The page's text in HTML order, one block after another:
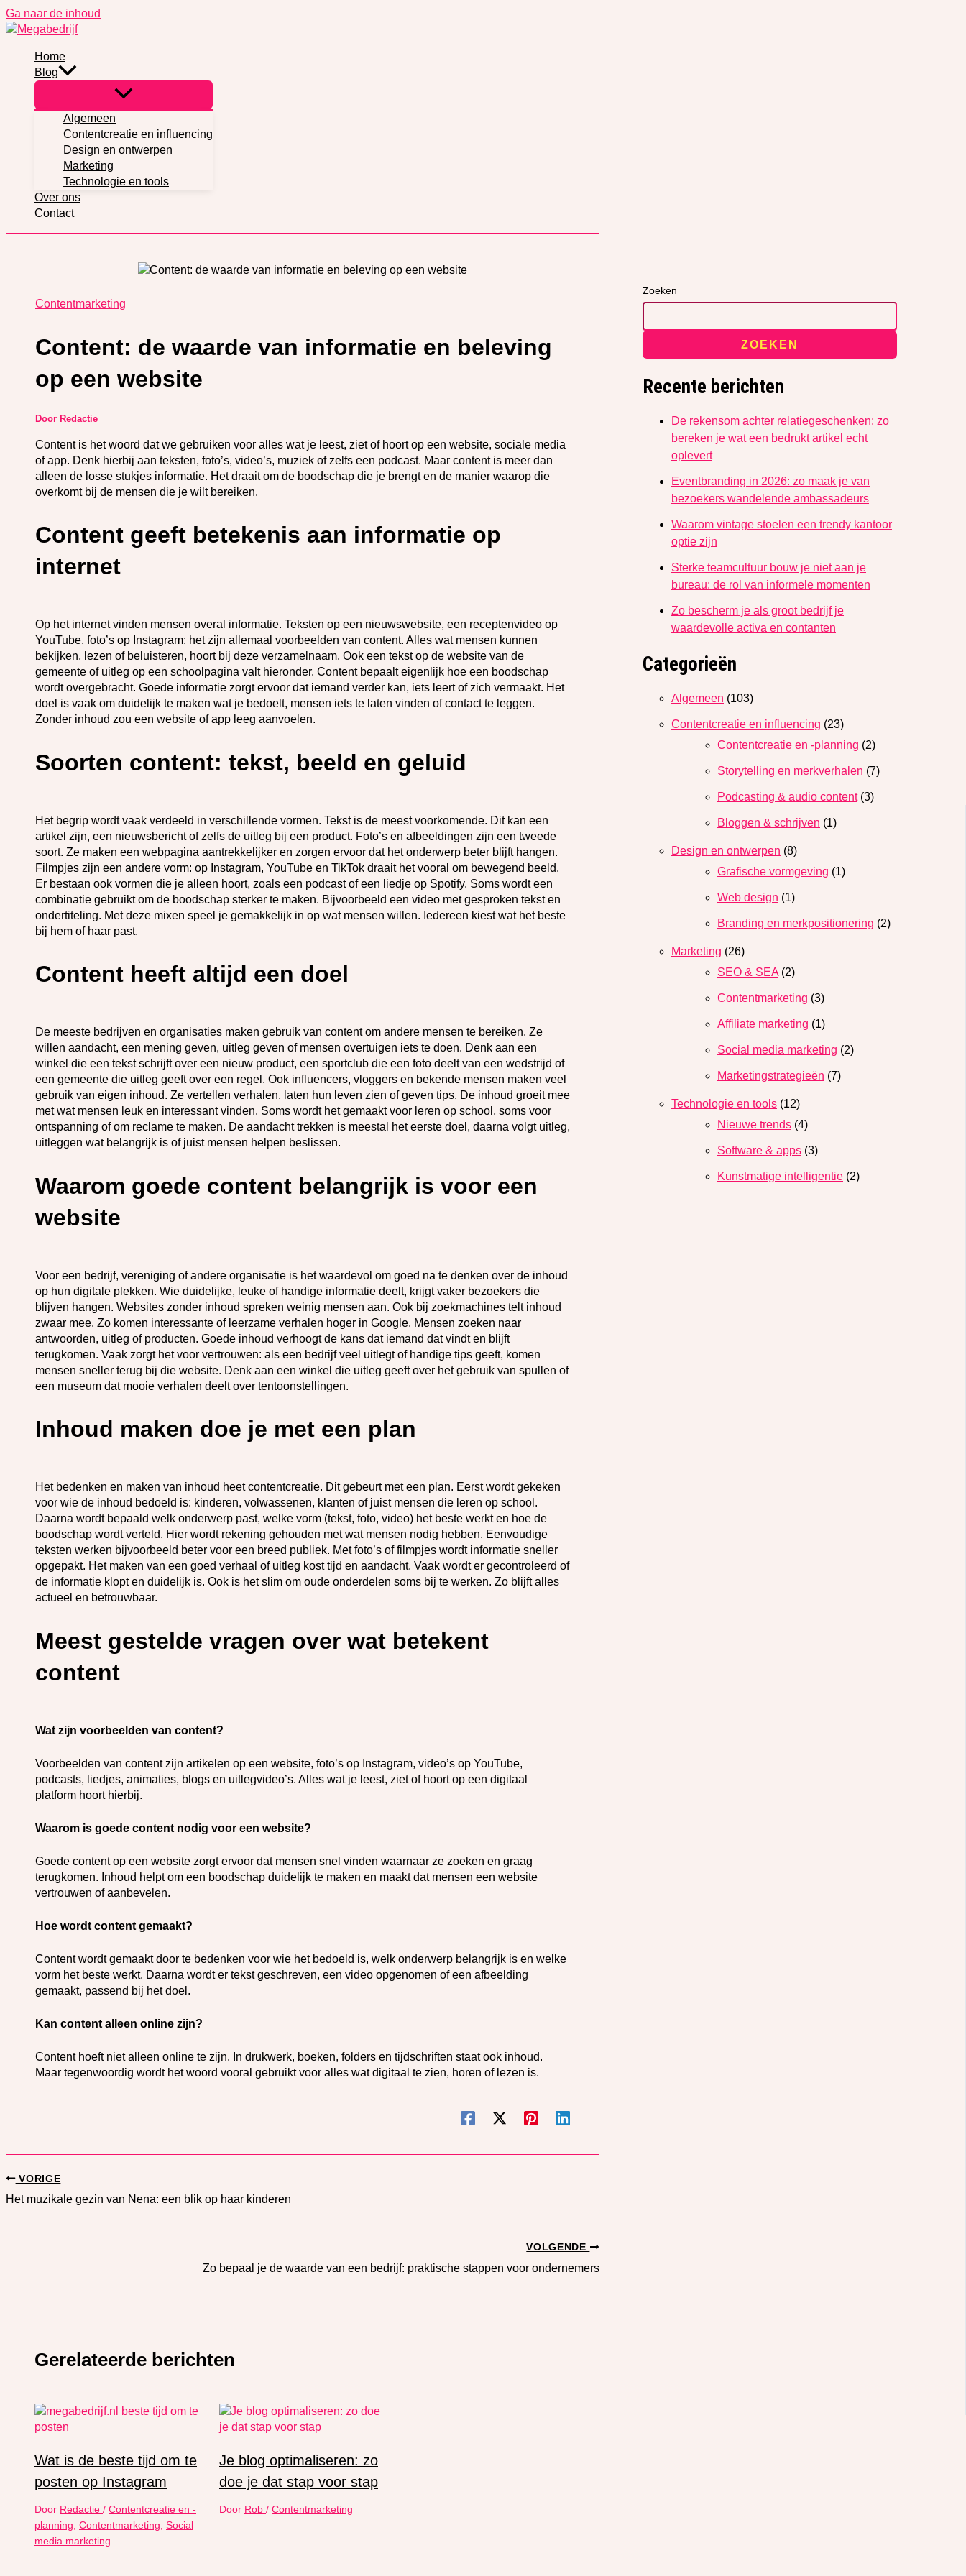
Ga naar de inhoud
Home
Blog
Algemeen
Contentcreatie en influencing
Design en ontwerpen
Marketing
Technologie en tools
Over ons
Contact
Contentmarketing
Content: de waarde van informatie en beleving
op een website
Door Redactie
Content is het woord dat we gebruiken voor alles wat je leest, ziet of hoort op een website, sociale media
of app. Denk hierbij aan teksten, foto’s, video’s, muziek of zelfs een podcast. Maar content is meer dan
alleen de losse stukjes informatie. Het draait om de boodschap die je brengt en de manier waarop die
overkomt bij de mensen die je wilt bereiken.
Content geeft betekenis aan informatie op
internet
Op het internet vinden mensen overal informatie. Teksten op een nieuwswebsite, een receptenvideo op
YouTube, foto’s op Instagram: het zijn allemaal voorbeelden van content. Alles wat mensen kunnen
bekijken, lezen of beluisteren, hoort bij deze verzamelnaam. Ook een tekst op de website van de
gemeente of uitleg op een schoolpagina valt hieronder. Content bepaalt eigenlijk hoe een boodschap
wordt overgebracht. Goede informatie zorgt ervoor dat iemand verder kan, iets leert of zich vermaakt. Het
doel is vaak om duidelijk te maken wat je bedoelt, mensen iets te laten vinden of contact te leggen.
Zonder inhoud zou een website of app leeg aanvoelen.
Soorten content: tekst, beeld en geluid
Het begrip wordt vaak verdeeld in verschillende vormen. Tekst is de meest voorkomende. Dit kan een
artikel zijn, een nieuwsbericht of zelfs de uitleg bij een product. Foto’s en afbeeldingen zijn een tweede
soort. Ze maken een webpagina aantrekkelijker en zorgen ervoor dat het onderwerp beter blijft hangen.
Filmpjes zijn een andere vorm: op Instagram, YouTube en TikTok draait het vooral om bewegend beeld.
Er bestaan ook vormen die je alleen hoort, zoals een podcast of een liedje op Spotify. Soms wordt een
combinatie gebruikt om de boodschap sterker te maken. Bijvoorbeeld een video met gesproken tekst en
ondertiteling. Met deze mixen speel je gemakkelijk in op wat mensen willen. Iedereen kiest wat het beste
bij hem of haar past.
Content heeft altijd een doel
De meeste bedrijven en organisaties maken gebruik van content om andere mensen te bereiken. Ze
willen aandacht, een mening geven, uitleg geven of mensen overtuigen iets te doen. Denk aan een
winkel die een tekst schrijft over een nieuw product, een sportclub die een foto deelt van een wedstrijd of
een gemeente die uitleg geeft over een regel. Ook influencers, vloggers en bekende mensen maken veel
gebruik van eigen inhoud. Ze vertellen verhalen, laten hun leven zien of geven tips. De inhoud groeit mee
met wat mensen leuk en interessant vinden. Soms wordt het gemaakt voor leren op school, soms voor
ontspanning of om reclame te maken. De aandacht trekken is meestal het eerste doel, daarna volgt uitleg,
uitleggen wat belangrijk is of juist mensen helpen beslissen.
Waarom goede content belangrijk is voor een
website
Voor een bedrijf, vereniging of andere organisatie is het waardevol om goed na te denken over de inhoud
op hun digitale plekken. Wie duidelijke, leuke of handige informatie deelt, krijgt vaker bezoekers die
blijven hangen. Websites zonder inhoud spreken weinig mensen aan. Ook bij zoekmachines telt inhoud
zwaar mee. Zo komen interessante of leerzame verhalen hoger in Google. Mensen zoeken naar
antwoorden, uitleg of producten. Goede inhoud verhoogt de kans dat iemand dat vindt en blijft
terugkomen. Vaak zorgt het voor vertrouwen: als een bedrijf veel uitlegt of handige tips geeft, komen
mensen sneller terug bij die website. Denk aan een winkel die uitleg geeft over het gebruik van spullen of
een museum dat mooie verhalen deelt over tentoonstellingen.
Inhoud maken doe je met een plan
Het bedenken en maken van inhoud heet contentcreatie. Dit gebeurt met een plan. Eerst wordt gekeken
voor wie de inhoud bedoeld is: kinderen, volwassenen, klanten of juist mensen die leren op school.
Daarna wordt bepaald welk onderwerp past, welke vorm (tekst, foto, video) het beste werkt en hoe de
boodschap wordt verteld. Hier wordt rekening gehouden met wat mensen nodig hebben. Eenvoudige
teksten werken bijvoorbeeld beter voor een breed publiek. Met foto’s of filmpjes wordt informatie sneller
opgepakt. Het maken van een goed verhaal of uitleg kost tijd en aandacht. Vaak wordt er gecontroleerd of
de informatie klopt en duidelijk is. Ook is het slim om oude onderdelen soms bij te werken. Zo blijft alles
actueel en betrouwbaar.
Meest gestelde vragen over wat betekent
content
Wat zijn voorbeelden van content?
Voorbeelden van content zijn artikelen op een website, foto’s op Instagram, video’s op YouTube,
podcasts, liedjes, animaties, blogs en uitlegvideo’s. Alles wat je leest, ziet of hoort op een digitaal
platform hoort hierbij.
Waarom is goede content nodig voor een website?
Goede content op een website zorgt ervoor dat mensen snel vinden waarnaar ze zoeken en graag
terugkomen. Inhoud helpt om een boodschap duidelijk te maken en maakt dat mensen een website
vertrouwen of aanbevelen.
Hoe wordt content gemaakt?
Content wordt gemaakt door te bedenken voor wie het bedoeld is, welk onderwerp belangrijk is en welke
vorm het beste werkt. Daarna wordt er tekst geschreven, een video opgenomen of een afbeelding
gemaakt, passend bij het doel.
Kan content alleen online zijn?
Content hoeft niet alleen online te zijn. In drukwerk, boeken, folders en tijdschriften staat ook inhoud.
Maar tegenwoordig wordt het woord vooral gebruikt voor alles wat digitaal te zien, horen of lezen is.
VORIGE
Het muzikale gezin van Nena: een blik op haar kinderen
VOLGENDE
Zo bepaal je de waarde van een bedrijf: praktische stappen voor ondernemers
Gerelateerde berichten
Wat is de beste tijd om te
posten op Instagram
Door Redactie / Contentcreatie en -
planning Contentmarketing Social
media marketing
Je blog optimaliseren: zo
doe je dat stap voor stap
Door Rob / Contentmarketing
Zoeken
ZOEKEN
Recente berichten
De rekensom achter relatiegeschenken: zo
bereken je wat een bedrukt artikel echt
oplevert
Eventbranding in 2026: zo maak je van
bezoekers wandelende ambassadeurs
Waarom vintage stoelen een trendy kantoor
optie zijn
Sterke teamcultuur bouw je niet aan je
bureau: de rol van informele momenten
Zo bescherm je als groot bedrijf je
waardevolle activa en contanten
Categorieën
Algemeen (103)
Contentcreatie en influencing (23)
Contentcreatie en -planning (2)
Storytelling en merkverhalen (7)
Podcasting & audio content(3)
Bloggen & schrijven (1)
Design en ontwerpen (8)
Grafische vormgeving (1)
Web design (1)
Branding en merkpositionering (2)
Marketing (26)
SEO & SEA (2)
Contentmarketing (3)
Affiliate marketing (1)
Social media marketing (2)
Marketingstrategieën (7)
Technologie en tools (12)
Nieuwe trends (4)
Software & apps (3)
Kunstmatige intelligentie (2)